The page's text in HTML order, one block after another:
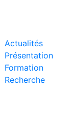
Actualités
Présentation
Formation
Recherche